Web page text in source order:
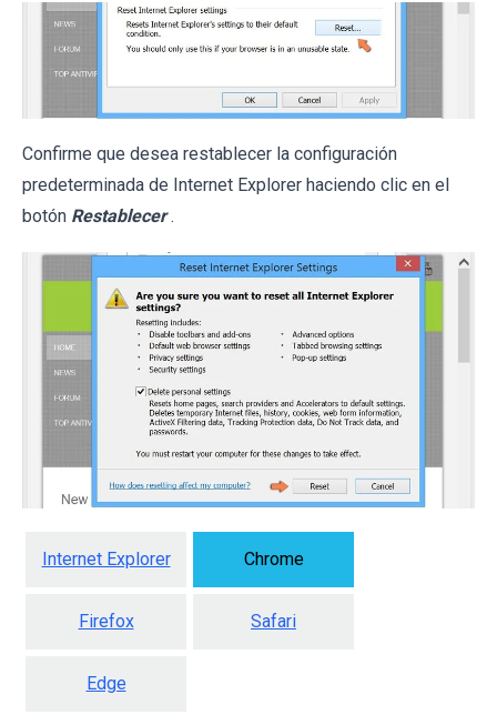
Confirme que desea restablecer la configuración
predeterminada de Internet Explorer haciendo clic en el
botón Restablecer .
Internet Explorer Chrome
Firefox Safari
Edge